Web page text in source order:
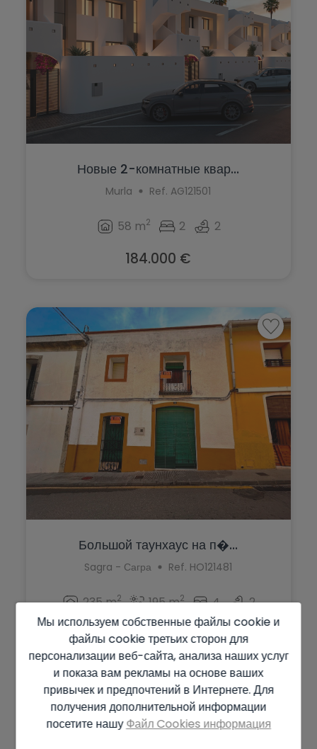
Новые 2-комнатные квар...
Murla Ref. AG121501
58 m2 2 2
184.000 €
Большой таунхаус на п�...
Sagra - Сагра Ref. HO121481
235 m2 195 m2 4 2
185.000 €
Мы используем собственные файлы cookie и
файлы cookie третьих сторон для
персонализации веб-сайта, анализа наших услуг
и показа вам рекламы на основе ваших
привычек и предпочтений в Интернете. Для
получения дополнительной информации
посетите нашуФайл Cookies информация